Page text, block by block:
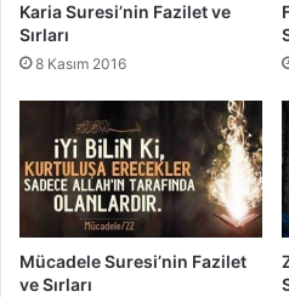
e
t
v
e
r
r
ı
Karia Suresi’nin Fazilet ve
Sırları
8 Kasım 2016
Mücadele Suresi’nin Fazilet
ve Sırları